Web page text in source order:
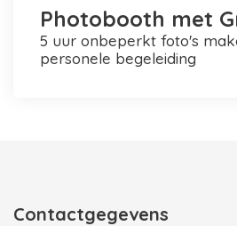
Photobooth met
5 uur onbeperkt foto's maken en printen +
personele begeleiding
Contactgegevens